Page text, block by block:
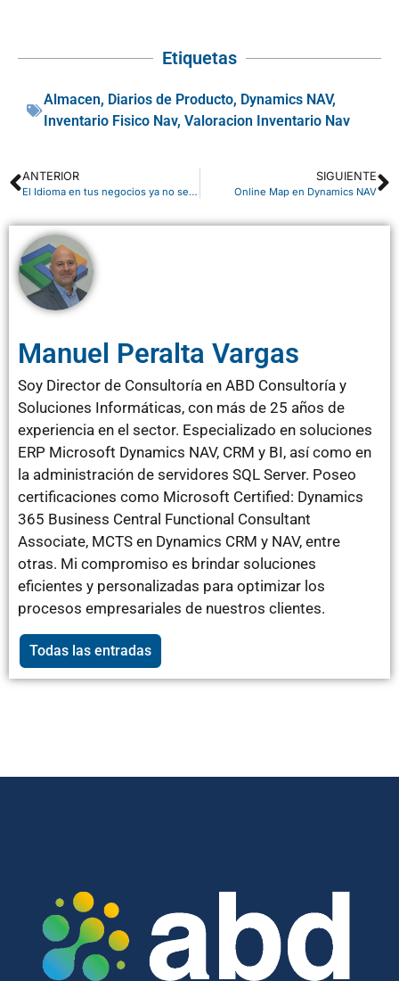
Etiquetas
Almacen, Diarios de Producto, Dynamics NAV,
Inventario Fisico Nav, Valoracion Inventario Nav
ANTERIOR
El Idioma en tus negocios ya no será una barrera con el Traductor Lync
SIGUIENTE
Online Map en Dynamics NAV
Manuel Peralta Vargas
Soy Director de Consultoría en ABD Consultoría y
Soluciones Informáticas, con más de 25 años de
experiencia en el sector. Especializado en soluciones
ERP Microsoft Dynamics NAV, CRM y BI, así como en
la administración de servidores SQL Server. Poseo
certificaciones como Microsoft Certified: Dynamics
365 Business Central Functional Consultant
Associate, MCTS en Dynamics CRM y NAV, entre
otras. Mi compromiso es brindar soluciones
eficientes y personalizadas para optimizar los
procesos empresariales de nuestros clientes.
Todas las entradas